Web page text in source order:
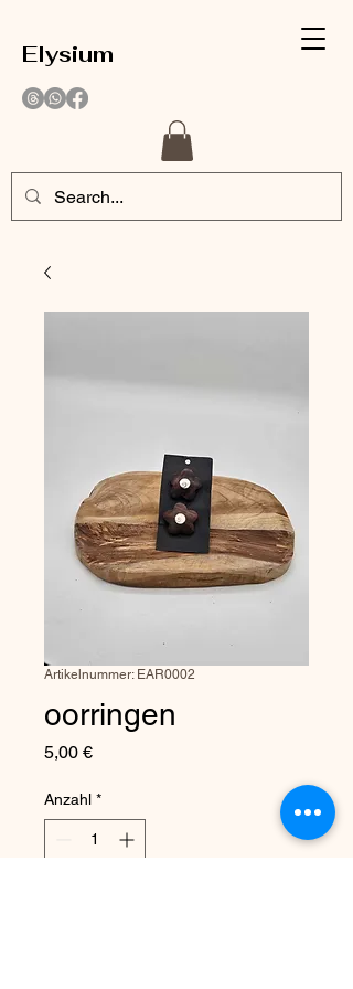
Elysium
Artikelnummer: EAR0002
oorringen
5,00 €Preis
Anzahl *